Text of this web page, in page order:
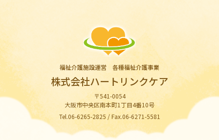
福祉介護施設運営 各種福祉介護事業
株式会社ハートリンクケア
〒541-0054
大阪市中央区南本町1丁目4番10号
Tel.06-6265-2825 / Fax.06-6271-5581